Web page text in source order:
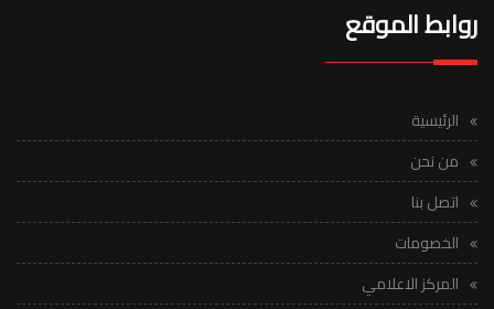
روابط الموقع
الرئيسية
من نحن
اتصل بنا
الخصومات
المركز الاعلامي